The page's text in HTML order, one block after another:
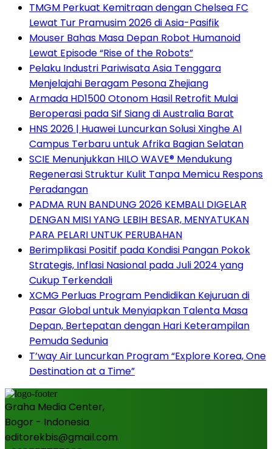
TMGM Perkuat Kemitraan dengan Chelsea FC
Lewat Tur Pramusim 2026 di Asia-Pasifik
Mouser Bahas Masa Depan Robot Humanoid
Lewat Episode “Rise of the Robots”
Pelaku Industri Pariwisata Asia Tenggara
Menjelajahi Beragam Pesona Zhejiang
Armada HD1500 Otonom Hasil Retrofit Mulai
Beroperasi pada Sif Siang di Australia Barat
HNS 2026 | Huawei Luncurkan Solusi Xinghe AI
Campus Terbaru untuk Afrika Bagian Selatan
SCIE Menunjukkan HILO WAVE® Mendukung
Regenerasi Struktur Kulit Tanpa Memicu Respons
Peradangan
PADMA RUN BANDUNG 2026 KEMBALI DIGELAR
DENGAN MISI YANG LEBIH BESAR, MENYATUKAN
PARA PELARI UNTUK PERUBAHAN
Berimplikasi Positif pada Kondisi Pangan Pokok
Strategis, Inflasi Nasional pada Juli 2024 yang
Cukup Terkendali
XCMG Perluas Program Pendidikan Kejuruan di
Pasar Global untuk Menyiapkan Talenta Masa
Depan, Bertepatan dengan Hari Keterampilan
Pemuda Sedunia
T’way Air Luncurkan Program “Explore Korea, One
Destination at a Time”
Graha Media Center,
Bogor - Indonesia
editorekbis@gmail.com